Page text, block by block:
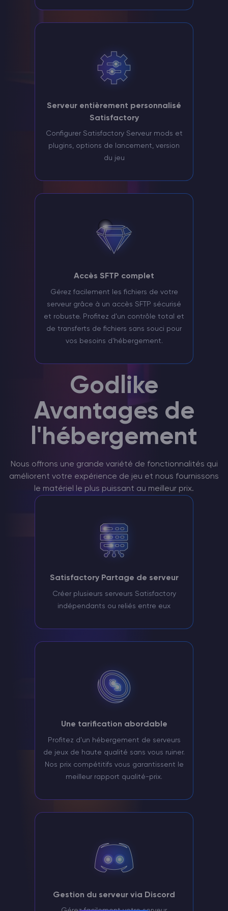
Serveur entièrement personnalisé
Satisfactory
Configurer Satisfactory Serveur mods et
plugins, options de lancement, version
du jeu
Accès SFTP complet
Gérez facilement les fichiers de votre
serveur grâce à un accès SFTP sécurisé
et robuste. Profitez d'un contrôle total et
de transferts de fichiers sans souci pour
vos besoins d'hébergement.
Godlike
Avantages de
l'hébergement
Nous offrons une grande variété de fonctionnalités qui
améliorent votre expérience de jeu et nous fournissons
le matériel le plus puissant au meilleur prix.
Satisfactory Partage de serveur
Créer plusieurs serveurs Satisfactory
indépendants ou reliés entre eux
Une tarification abordable
Profitez d'un hébergement de serveurs
de jeux de haute qualité sans vous ruiner.
Nos prix compétitifs vous garantissent le
meilleur rapport qualité-prix.
Gestion du serveur via Discord